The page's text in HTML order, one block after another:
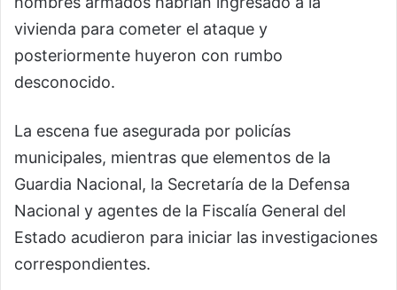
vivienda para cometer el ataque y
posteriormente huyeron con rumbo
desconocido.
La escena fue asegurada por policías
municipales, mientras que elementos de la
Guardia Nacional, la Secretaría de la Defensa
Nacional y agentes de la Fiscalía General del
Estado acudieron para iniciar las investigaciones
correspondientes.